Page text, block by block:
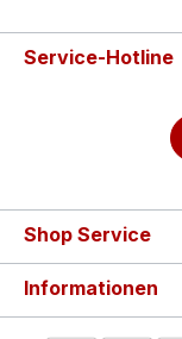
Service-Hotline
Shop Service
Informationen